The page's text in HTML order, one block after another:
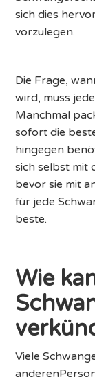
sich dies
vorzulegen.
Die Frage,
wird, muss
Manchmal
sofort die
hingegen
sich selbst mit
bevor sie mit
für jede
beste.
Wie
Viele